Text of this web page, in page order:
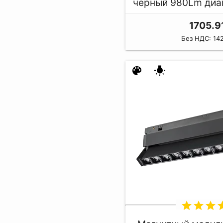
черный 980Lm
Без НДС:
color_lens wb_incandescent
starstarstar